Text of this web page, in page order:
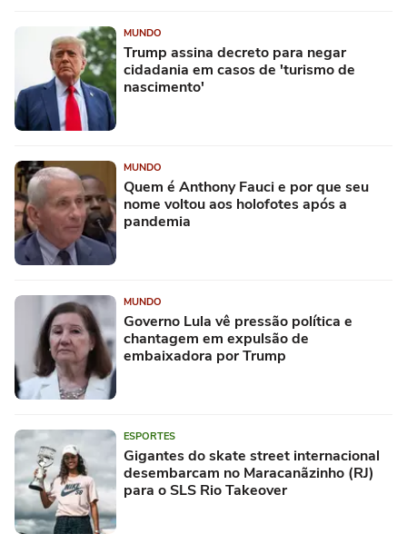
MUNDO
Trump assina decreto para negar
cidadania em casos de 'turismo de
nascimento'
MUNDO
Quem é Anthony Fauci e por que seu
nome voltou aos holofotes após a
pandemia
MUNDO
Governo Lula vê pressão política e
chantagem em expulsão de
embaixadora por Trump
ESPORTES
Gigantes do skate street internacional
desembarcam no Maracanãzinho (RJ)
para o SLS Rio Takeover